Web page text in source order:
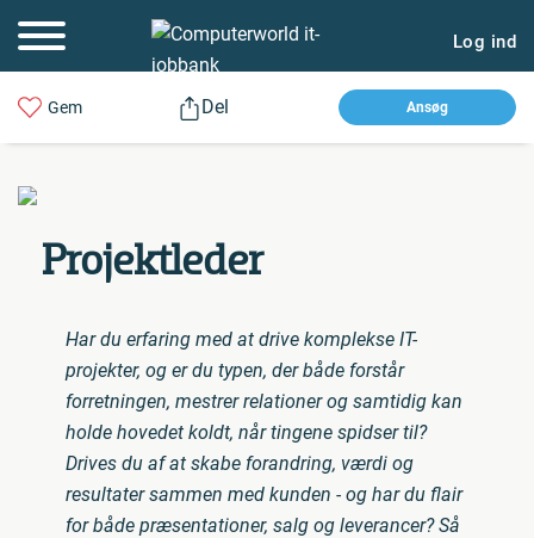
Log ind
Gem Del Ansøg
Pro­jekt­le­der
Har du erfaring med at drive komplekse IT-
projekter, og er du typen, der både forstår
forretningen, mestrer relationer og samtidig kan
holde hovedet koldt, når tingene spidser til?
Drives du af at skabe forandring, værdi og
resultater sammen med kunden - og har du flair
for både præsentationer, salg og leverancer? Så